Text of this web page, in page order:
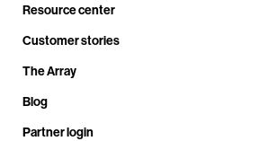
Resource center
Customer stories
The Array
Blog
Partner login